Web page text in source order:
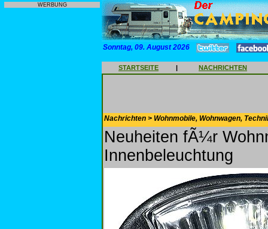
WERBUNG
Sonntag, 09. August 2026
STARTSEITE | NACHRICHTEN
Nachrichten > Wohnmobile, Wohnwagen,
Neuheiten fÃ¼r
Innenbeleuchtung